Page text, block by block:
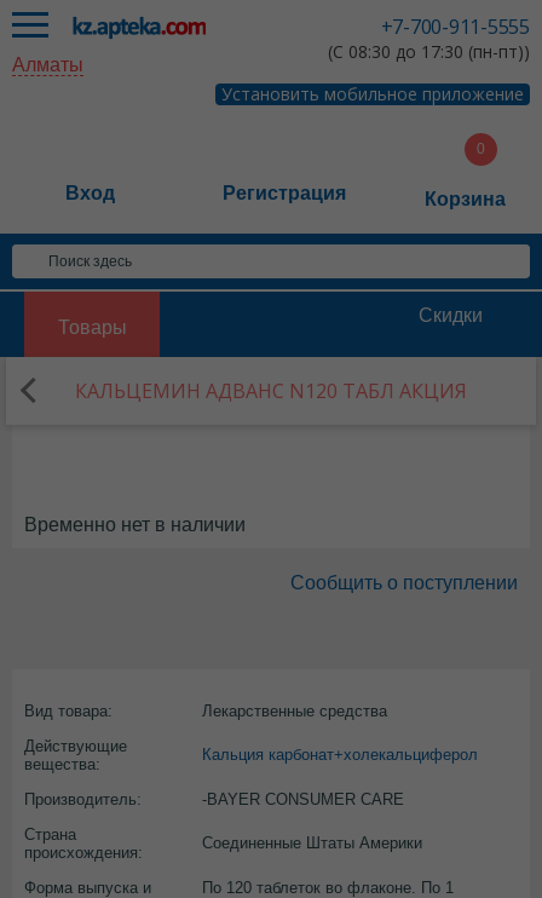
+7-700-911-5555
(С 08:30 до 17:30 (пн-пт))
Установить мобильное приложение
Алматы
Вход Регистрация Корзина
Товары
Скидки
КАЛЬЦЕМИН АДВАНС N120 ТАБЛ АКЦИЯ
Временно нет в наличии
Сообщить о поступлении
Вид товара:
Лекарственные средства
Действующие
вещества:
Кальция карбонат+холекальциферол
Производитель:
-BAYER CONSUMER CARE
Страна
происхождения:
Соединенные Штаты Америки
Форма выпуска и
По 120 таблеток во флаконе. По 1